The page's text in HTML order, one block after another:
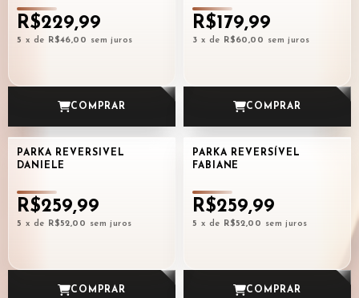
R$229,99
5 x de R$46,00 sem juros
COMPRAR
R$179,99
3 x de R$60,00 sem juros
COMPRAR
PARKA REVERSIVEL
DANIELE
R$259,99
5 x de R$52,00 sem juros
COMPRAR
PARKA REVERSÍVEL
FABIANE
R$259,99
5 x de R$52,00 sem juros
COMPRAR